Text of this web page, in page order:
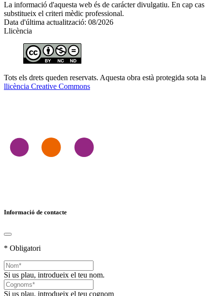
La informació d'aquesta web és de carácter divulgatiu. En cap cas
substitueix el criteri mèdic professional.
Data d'última actualització: 08/2026
Llicència
Tots els drets queden reservats. Aquesta obra està protegida sota la
llicència Creative Commons
Informació de contacte
* Obligatori
Si us plau, introdueix el teu nom.
Si us plau, introdueix el teu cognom